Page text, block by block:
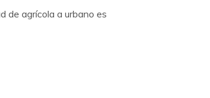
de agrícola a urbano es